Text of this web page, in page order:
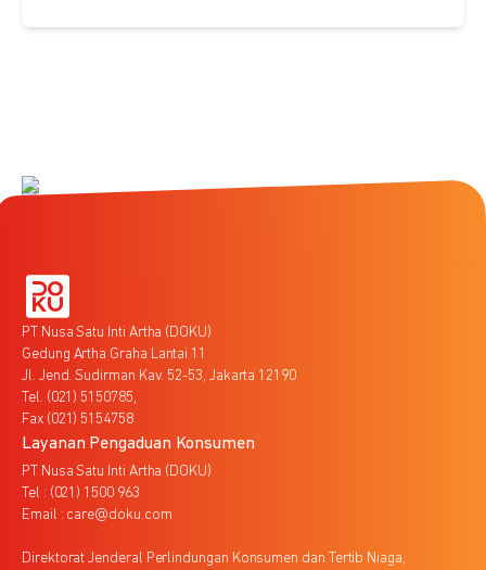
PT Nusa Satu Inti Artha (DOKU)
Gedung Artha Graha Lantai 11
Jl. Jend. Sudirman Kav. 52-53, Jakarta 12190
Tel. (021) 5150785,
Fax (021) 5154758
Layanan Pengaduan Konsumen
PT Nusa Satu Inti Artha (DOKU)
Tel : (021) 1500 963
Email : care@doku.com
Direktorat Jenderal Perlindungan Konsumen dan Tertib Niaga,